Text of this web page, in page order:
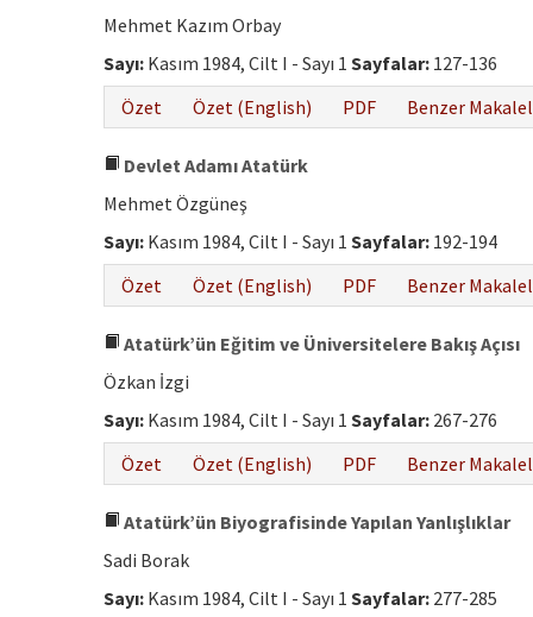
Mehmet Kazım Orbay
Sayı: Kasım 1984, Cilt I - Sayı 1 Sayfalar: 127-136
Özet
Özet (English) PDF Benzer
Devlet Adamı Atatürk
Mehmet Özgüneş
Sayı: Kasım 1984, Cilt I - Sayı 1 Sayfalar: 192-194
Özet
Özet (English) PDF Benzer
Atatürk’ün Eğitim ve Üniversitelere Bakış Açısı
Özkan İzgi
Sayı: Kasım 1984, Cilt I - Sayı 1 Sayfalar: 267-276
Özet
Özet (English) PDF Benzer
Atatürk’ün Biyografisinde Yapılan Yanlışlıklar
Sadi Borak
Sayı: Kasım 1984, Cilt I - Sayı 1 Sayfalar: 277-285